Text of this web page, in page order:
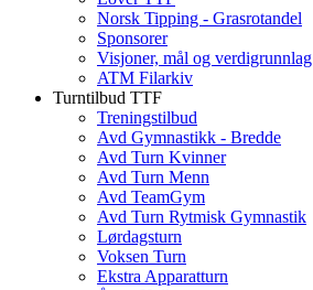
Norsk Tipping - Grasrotandel
Sponsorer
Visjoner, mål og verdigrunnlag
ATM Filarkiv
Turntilbud TTF
Treningstilbud
Avd Gymnastikk - Bredde
Avd Turn Kvinner
Avd Turn Menn
Avd TeamGym
Avd Turn Rytmisk Gymnastik
Lørdagsturn
Voksen Turn
Ekstra Apparatturn